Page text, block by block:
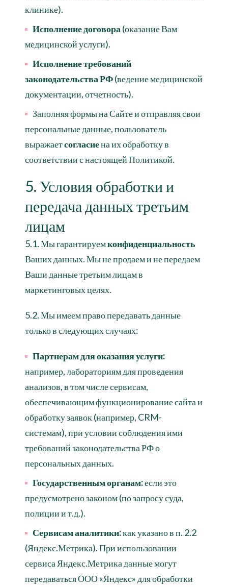
клинике).
Исполнение договора (оказание Вам
медицинской услуги).
Исполнение требований
законодательства РФ(ведение медицинской
документации, отчетность).
Заполняя формы на Сайте и отправляя свои
персональные данные, пользователь
выражаетсогласиена их обработку в
соответствии с настоящей Политикой.
5. Условия обработки и
передача данных третьим
лицам
5.1. Мы гарантируемконфиденциальность
Ваших данных. Мы не продаем и не передаем
Ваши данные третьим лицам в
маркетинговых целях.
5.2. Мы имеем право передавать данные
только в следующих случаях:
Партнерам для оказания услуги:
например, лабораториям для проведения
анализов, в том числе сервисам,
обеспечивающим функционирование сайта и
обработку заявок (например, CRM-
системам), при условии соблюдения ими
требований законодательства РФ о
персональных данных.
Государственным органам:если это
предусмотрено законом (по запросу суда,
полиции и т.д.).
Сервисам аналитики:как указано в п. 2.2
(Яндекс.Метрика). При использовании
сервиса Яндекс.Метрика данные могут
передаваться ООО «Яндекс» для обработки